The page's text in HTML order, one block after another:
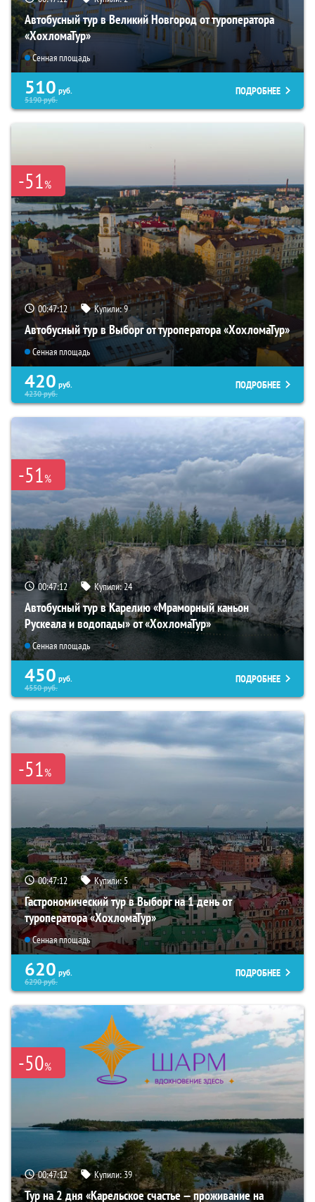
Автобусный тур в Великий Новгород от туроператора
«ХохломаТур»
Сенная площадь
510 руб.
5190руб.
ПОДРОБНЕЕ
-51%
00:47:10 Купили:9
Автобусный тур в Выборг от туроператора «ХохломаТур»
Сенная площадь
420 руб.
4230руб.
ПОДРОБНЕЕ
-51%
00:47:10 Купили:24
Автобусный тур в Карелию «Мраморный каньон
Рускеала и водопады» от «ХохломаТур»
Сенная площадь
450 руб.
4550руб.
ПОДРОБНЕЕ
-51%
00:47:10 Купили:5
Гастрономический тур в Выборг на 1 день от
туроператора «ХохломаТур»
Сенная площадь
620 руб.
6290руб.
ПОДРОБНЕЕ
-50%
00:47:10 Купили:39
Тур на 2 дня «Карельское счастье — проживание на